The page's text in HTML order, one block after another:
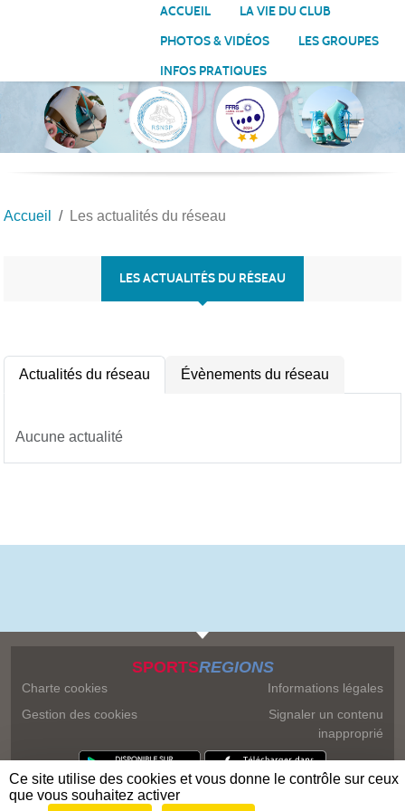
ACCUEIL
LA VIE DU CLUB
PHOTOS & VIDÉOS
LES GROUPES
INFOS PRATIQUES
Accueil Les actualités du réseau
LES ACTUALITÉS DU RÉSEAU
Actualités du réseau Évènements du réseau
Aucune actualité
SPORTSREGIONS
Charte cookies
Gestion des cookies
Informations légales
Signaler un contenu
inapproprié
Panneau de gestion des cookies
Ce site utilise des cookies et vous donne le contrôle sur ceux
que vous souhaitez activer